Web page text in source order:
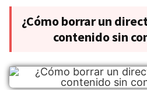
¿Cómo borrar un
contenido sin